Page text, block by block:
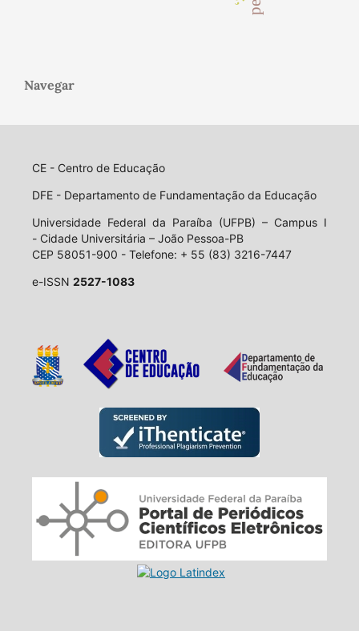
Navegar
CE - Centro de Educação
DFE - Departamento de Fundamentação da Educação
Universidade Federal da Paraíba (UFPB) – Campus I
- Cidade Universitária – João Pessoa-PB
CEP 58051-900 - Telefone: + 55 (83) 3216-7447
e-ISSN 2527-1083